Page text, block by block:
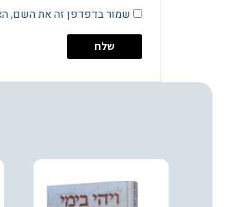
שמור בדפדפן זה את השם,